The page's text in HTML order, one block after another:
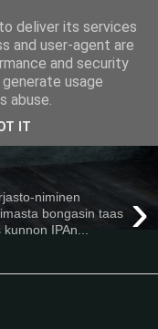
›
niminen
bongasin taas
IPAn...
deliver its services
and user-agent are
and security
usage
abuse.
IT